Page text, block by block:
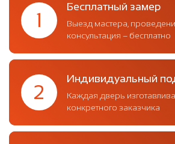
1
Бесплатный замер
Выезд мастера,
консультация – бесплатно
2
Индивидуальный
Каждая дверь
конкретного заказчика